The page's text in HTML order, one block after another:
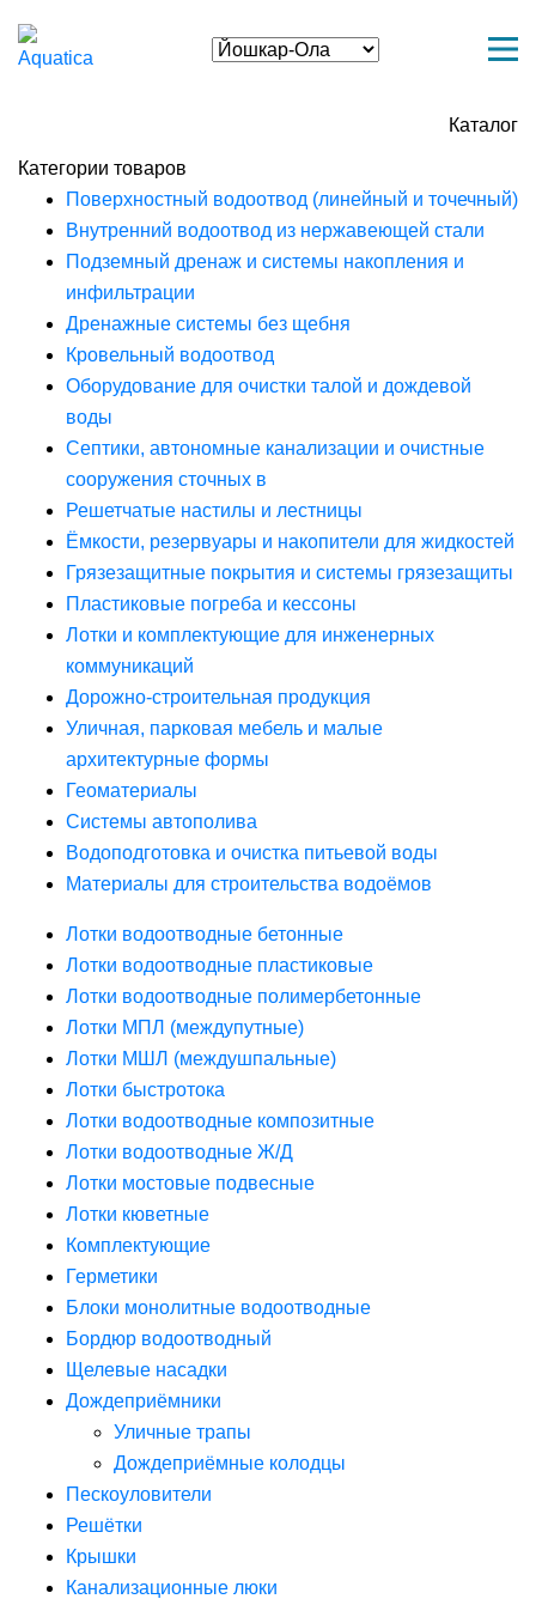
Каталог
Категории товаров
Поверхностный водоотвод (линейный и точечный)
Внутренний водоотвод из нержавеющей стали
Подземный дренаж и системы накопления и
инфильтрации
Дренажные системы без щебня
Кровельный водоотвод
Оборудование для очистки талой и дождевой
воды
Септики, автономные канализации и очистные
сооружения сточных в
Решетчатые настилы и лестницы
Ёмкости, резервуары и накопители для жидкостей
Грязезащитные покрытия и системы грязезащиты
Пластиковые погреба и кессоны
Лотки и комплектующие для инженерных
коммуникаций
Дорожно-строительная продукция
Уличная, парковая мебель и малые
архитектурные формы
Геоматериалы
Системы автополива
Водоподготовка и очистка питьевой воды
Материалы для строительства водоёмов
Лотки водоотводные бетонные
Лотки водоотводные пластиковые
Лотки водоотводные полимербетонные
Лотки МПЛ (междупутные)
Лотки МШЛ (междушпальные)
Лотки быстротока
Лотки водоотводные композитные
Лотки водоотводные Ж/Д
Лотки мостовые подвесные
Лотки кюветные
Комплектующие
Герметики
Блоки монолитные водоотводные
Бордюр водоотводный
Щелевые насадки
Дождеприёмники
Уличные трапы
Дождеприёмные колодцы
Пескоуловители
Решётки
Крышки
Канализационные люки